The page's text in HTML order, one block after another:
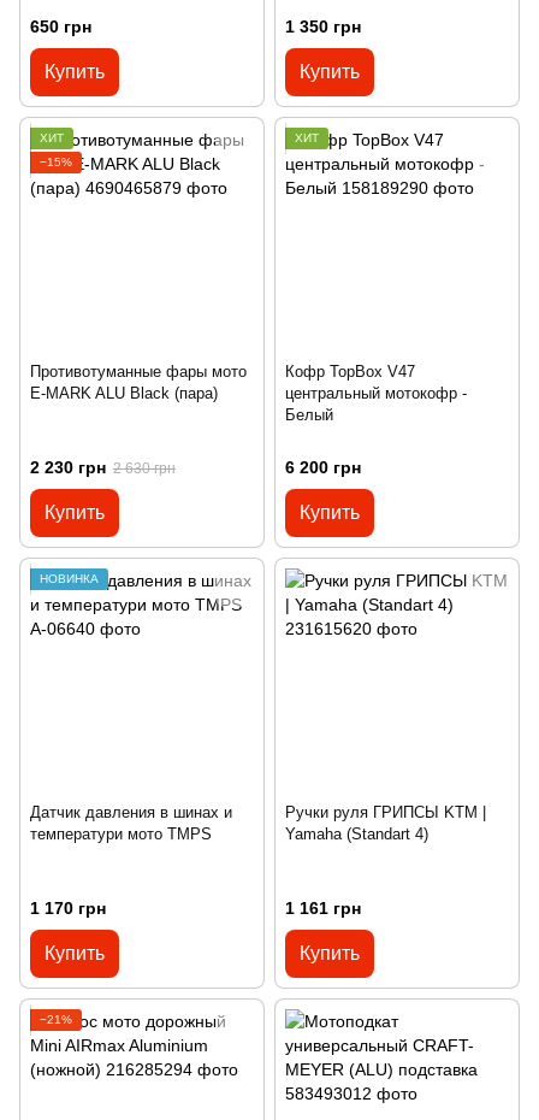
650 грн
Купить
1 350 грн
Купить
ХИТ
−15%
Противотуманные фары мото
E-MARK ALU Black (пара)
2 230 грн 2 630 грн
Купить
ХИТ
Кофр TopBox V47
центральный мотокофр -
Белый
6 200 грн
Купить
НОВИНКА
Датчик давления в шинах и
температури мото TMPS
1 170 грн
Купить
Ручки руля ГРИПСЫ KTM |
Yamaha (Standart 4)
1 161 грн
Купить
−21%